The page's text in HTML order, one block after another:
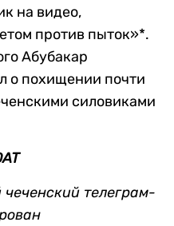
на видео,
против пыток»*.
Абубакар
о похищении почти
силовиками
телеграм-